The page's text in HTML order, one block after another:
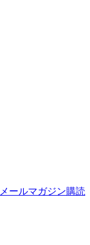
メールマガジン購読